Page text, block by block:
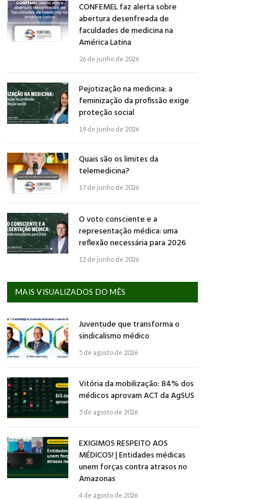
CONFEMEL faz alerta sobre
abertura desenfreada de
faculdades de medicina na
América Latina
26 de junho de 2026
Pejotização na medicina: a
feminização da profissão exige
proteção social
19 de junho de 2026
Quais são os limites da
telemedicina?
17 de junho de 2026
O voto consciente e a
representação médica: uma
reflexão necessária para 2026
12 de junho de 2026
MAIS VISUALIZADOS DO MÊS
Juventude que transforma o
sindicalismo médico
5 de agosto de 2026
Vitória da mobilização: 84% dos
médicos aprovam ACT da AgSUS
5 de agosto de 2026
EXIGIMOS RESPEITO AOS
MÉDICOS! | Entidades médicas
unem forças contra atrasos no
Amazonas
4 de agosto de 2026